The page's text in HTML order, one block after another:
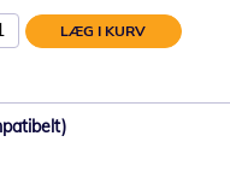
LÆG I KURV